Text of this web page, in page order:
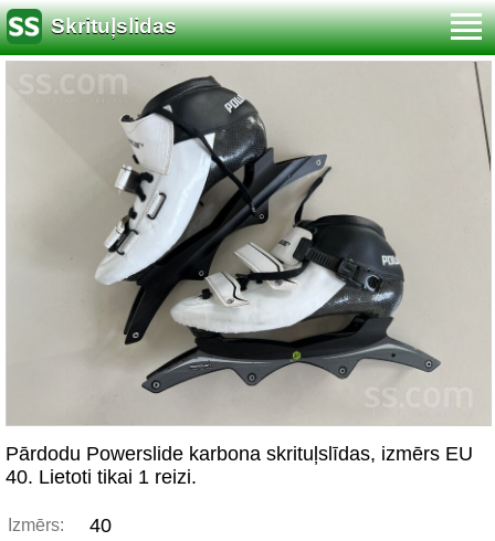
Skrituļslidas
Pārdodu Powerslide karbona skrituļslīdas, izmērs EU
40. Lietoti tikai 1 reizi.
Izmērs: 40